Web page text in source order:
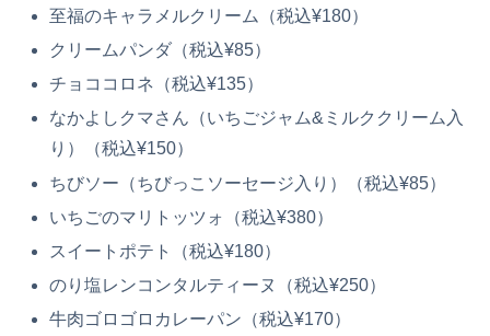
至福のキャラメルクリーム（税込¥180）
クリームパンダ（税込¥85）
チョココロネ（税込¥135）
なかよしクマさん（いちごジャム&ミルククリーム入
り）（税込¥150）
ちびソー（ちびっこソーセージ入り）（税込¥85）
いちごのマリトッツォ（税込¥380）
スイートポテト（税込¥180）
のり塩レンコンタルティーヌ（税込¥250）
牛肉ゴロゴロカレーパン（税込¥170）